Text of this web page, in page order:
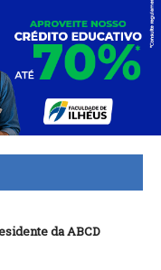
da ABCD